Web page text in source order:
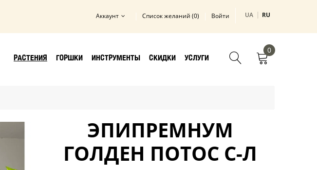
Аккаунт Список желаний (0) Войти UA RU
РАСТЕНИЯ ГОРШКИ ИНСТРУМЕНТЫ СКИДКИ УСЛУГИ
0
ЭПИПРЕМНУМ
ГОЛДЕН ПОТОС С-Л